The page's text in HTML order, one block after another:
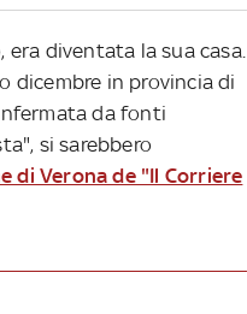
diventata la sua casa.
dicembre in provincia di
da fonti
si sarebbero
di Verona de "Il Corriere